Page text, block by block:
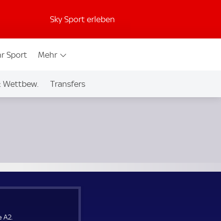
Sky Sport erleben
Sport Mehr
Wettbew. Transfers